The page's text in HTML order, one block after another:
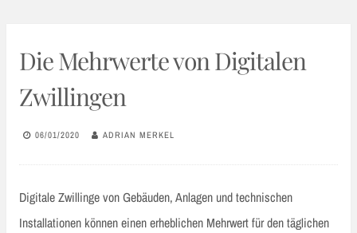
Die Mehrwerte von Digitalen
Zwillingen
06/01/2020 ADRIAN MERKEL
Digitale Zwillinge von Gebäuden, Anlagen und technischen
Installationen können einen erheblichen Mehrwert für den täglichen